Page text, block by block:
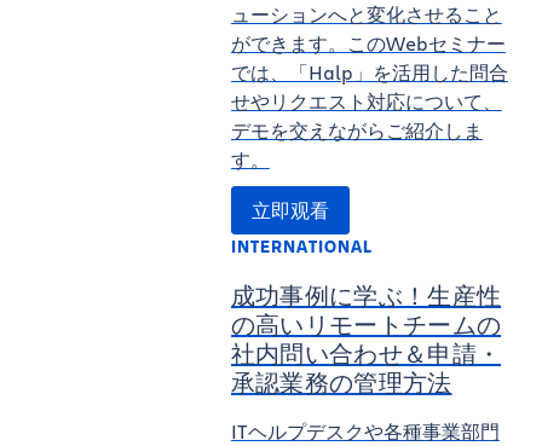
ューションへと変化させること
ができます。このWebセミナー
では、「Halp」を活用した問合
せやリクエスト対応について、
デモを交えながらご紹介しま
す。
立即观看
INTERNATIONAL
成功事例に学ぶ！生産性
の高いリモートチームの
社内問い合わせ＆申請・
承認業務の管理方法
ITヘルプデスクや各種事業部門